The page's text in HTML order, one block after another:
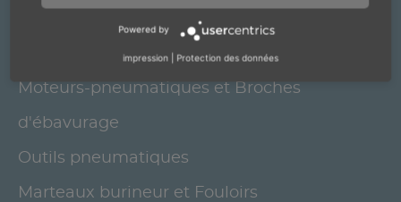
Broches pour robots
Moteurs-pneumatiques et Broches
d'ébavurage
Outils pneumatiques
Marteaux burineur et Fouloirs
Powered by
impression Protection des données